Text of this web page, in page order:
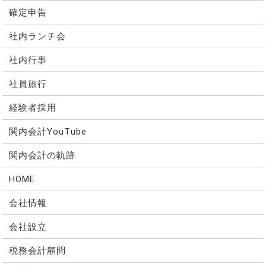
確定申告
社内ランチ会
社内行事
社員旅行
経験者採用
関内会計YouTube
関内会計の軌跡
HOME
会社情報
会社設立
税務会計顧問